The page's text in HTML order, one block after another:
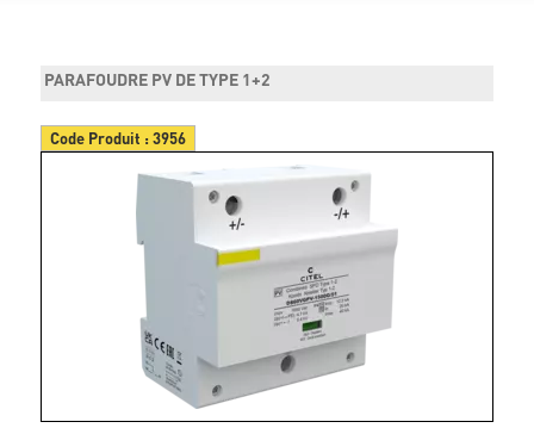
PARAFOUDRE PV DE TYPE 1+2
Code Produit :3956